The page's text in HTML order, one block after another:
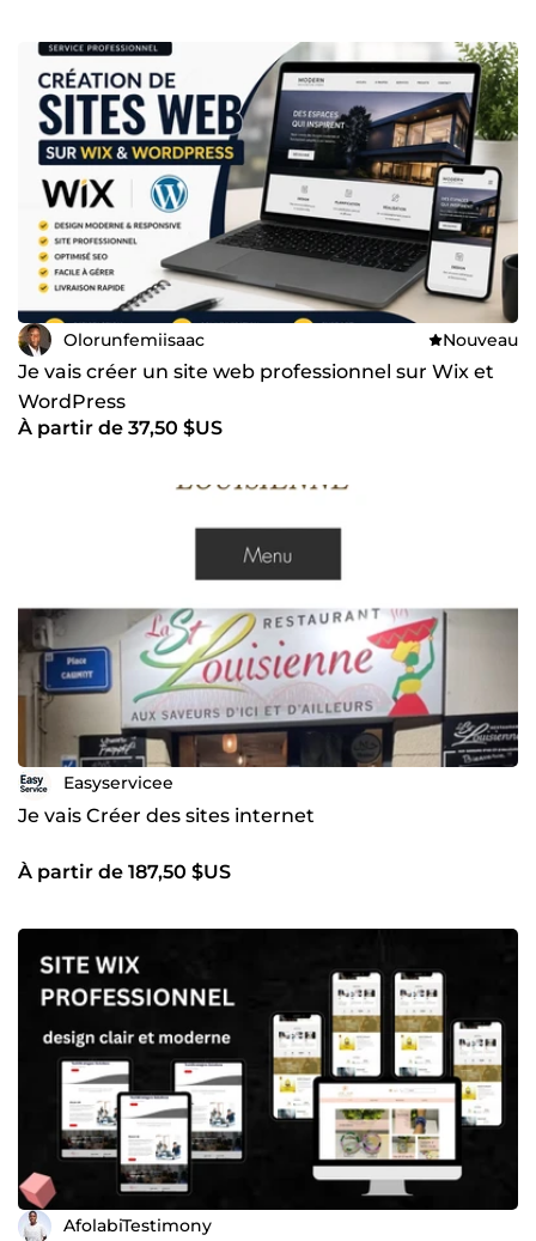
Olorunfemiisaac Nouveau
Je vais créer un site web professionnel sur Wix et
WordPress
À partir de 37,50 $US
Easyservicee
Je vais Créer des sites internet
À partir de 187,50 $US
AfolabiTestimony